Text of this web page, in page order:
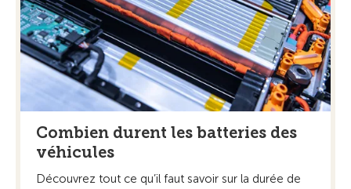
Combien durent les batteries des
véhicules
Découvrez tout ce qu’il faut savoir sur la durée de